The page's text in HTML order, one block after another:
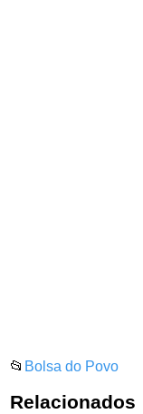
📂 Bolsa do Povo
Relacionados